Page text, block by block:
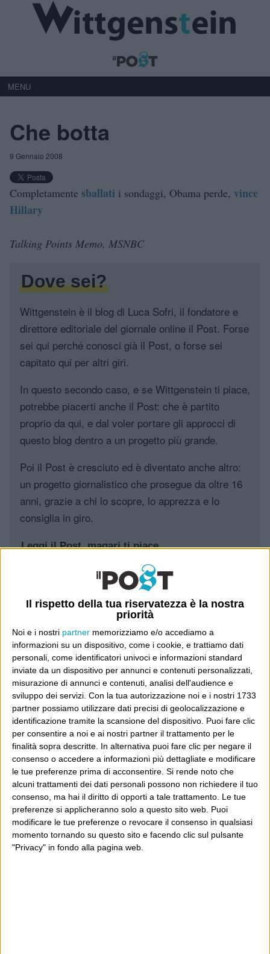
Il rispetto della tua riservatezza è la nostra
priorità
Noi e i nostri partner memorizziamo e/o accediamo a
informazioni su un dispositivo, come i cookie, e trattiamo dati
personali, come identificatori univoci e informazioni standard
inviate da un dispositivo per annunci e contenuti personalizzati,
misurazione di annunci e contenuti, analisi dell'audience e
sviluppo dei servizi. Con la tua autorizzazione noi e i nostri 1733
partner possiamo utilizzare dati precisi di geolocalizzazione e
identificazione tramite la scansione del dispositivo. Puoi fare clic
per consentire a noi e ai nostri partner il trattamento per le
finalità sopra descritte. In alternativa puoi fare clic per negare il
consenso o accedere a informazioni più dettagliate e modificare
le tue preferenze prima di acconsentire. Si rende noto che
alcuni trattamenti dei dati personali possono non richiedere il tuo
consenso, ma hai il diritto di opporti a tale trattamento. Le tue
preferenze si applicheranno solo a questo sito web. Puoi
modificare le tue preferenze o revocare il consenso in qualsiasi
momento tornando su questo sito e facendo clic sul pulsante
"Privacy" in fondo alla pagina web.
MENU
Che botta
9 Gennaio 2008
Completamente sballati i sondaggi, Obama perde, vince
Hillary
Talking Points Memo, MSNBC
Dove sei?
Wittgenstein è il blog di Luca Sofri, il fondatore e
direttore editoriale del giornale online il Post. Forse
sei qui perché conosci già il Post, o forse sei
capitato qui per altri giri.
In questo secondo caso, e se Wittgenstein ti piace,
potrebbe piacerti anche il Post: che è partito
proprio da qui, e dal voler portare gli approcci di
questo blog dentro a un progetto più grande.
Poi il Post è cresciuto ed è diventato anche altro:
un progetto giornalistico che prosegue da oltre 16
anni, grazie a chi lo scopre, lo apprezza e lo
consiglia in giro.
Leggi il Post, magari ti piace
POST PRECEDENTE
Farsi riconoscere
POST SUCCESSIVO
C’è molto entusiasmo
E per i regali di Natale